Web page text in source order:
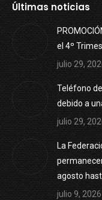
Últimas noticias
el 4º
julio 29,
Teléfono
debido a
julio 29,
La
agosto
julio 9, 2026